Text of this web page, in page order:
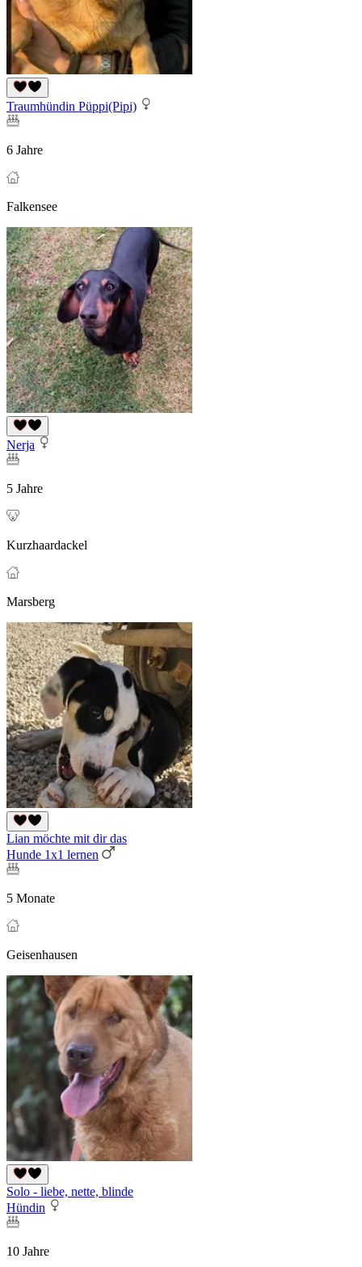
Traumhündin Püppi(Pipi)
6 Jahre
Falkensee
Nerja
5 Jahre
Kurzhaardackel
Marsberg
Lian möchte mit dir das
Hunde 1x1 lernen
5 Monate
Geisenhausen
Solo - liebe, nette, blinde
Hündin
10 Jahre